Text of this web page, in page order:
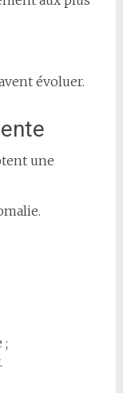
évoluer.
une
;